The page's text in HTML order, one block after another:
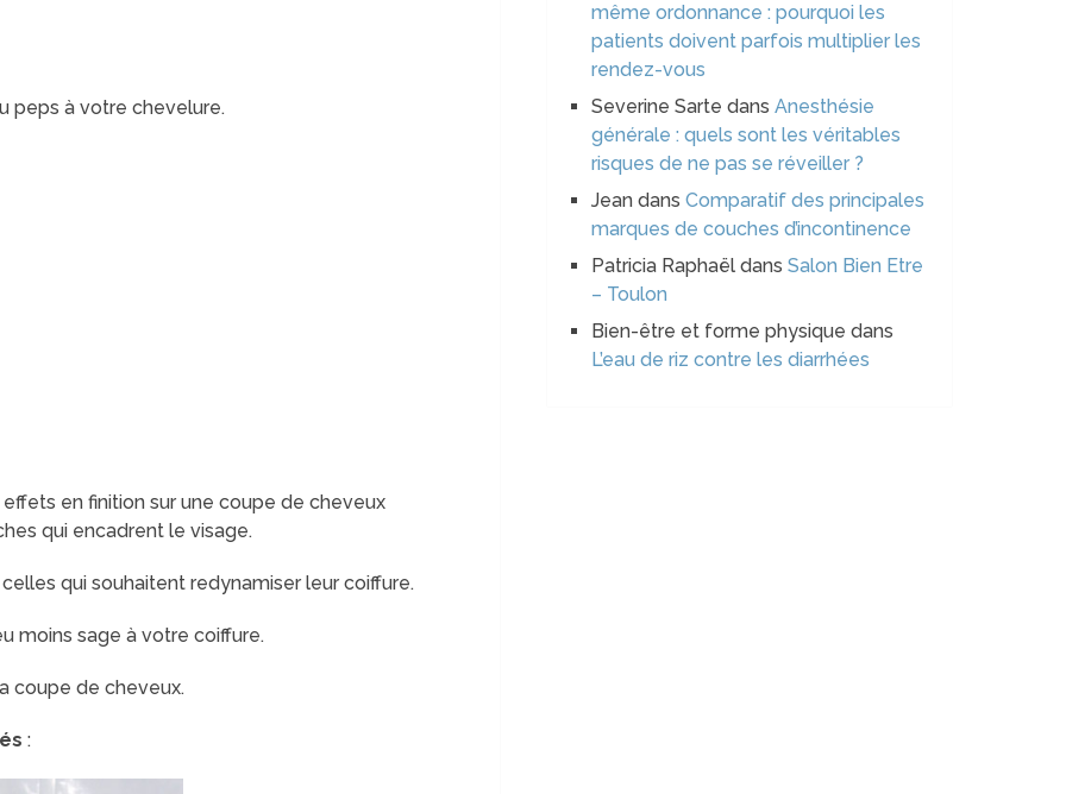
peps à votre chevelure.
en finition sur une coupe de cheveux
qui encadrent le visage.
qui souhaitent redynamiser leur coiffure.
moins sage à votre coiffure.
coupe de cheveux.
:
même ordonnance : pourquoi les
patients doivent parfois multiplier les
rendez-vous
Severine Sarte dansAnesthésie
générale : quels sont les véritables
risques de ne pas se réveiller ?
Jean dansComparatif des principales
marques de couches d’incontinence
Patricia Raphaël dansSalon Bien Etre
– Toulon
Bien-être et forme physique dans
L’eau de riz contre les diarrhées